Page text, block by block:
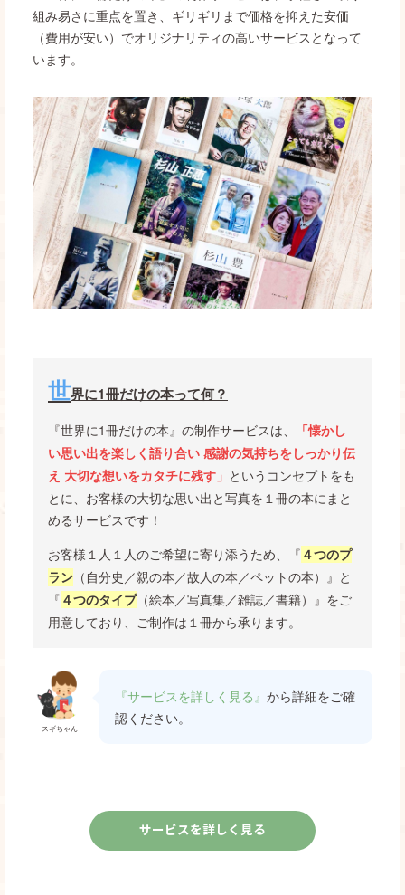
組み易さに重点を置き、ギリギリまで価格を抑えた安価
（費用が安い）でオリジナリティの高いサービスとなって
います。
世界に1冊だけの本って何？
『世界に1冊だけの本』の制作サービスは、
「懐かし
い思い出を楽しく語り合い 感謝の気持ちをしっかり伝
え 大切な想いをカタチに残す」 というコンセプトをも
とに、お客様の大切な思い出と写真を１冊の本にまと
めるサービスです！
お客様１人１人のご希望に寄り添うため、『 ４つのプ
ラン （自分史／親の本／故人の本／ペットの本）』と
『 ４つのタイプ（絵本／写真集／雑誌／書籍）』をご
用意しており、ご制作は１冊から承ります。
スギちゃん
『サービスを詳しく見る』 から詳細をご確
認ください。
サービスを詳しく見る